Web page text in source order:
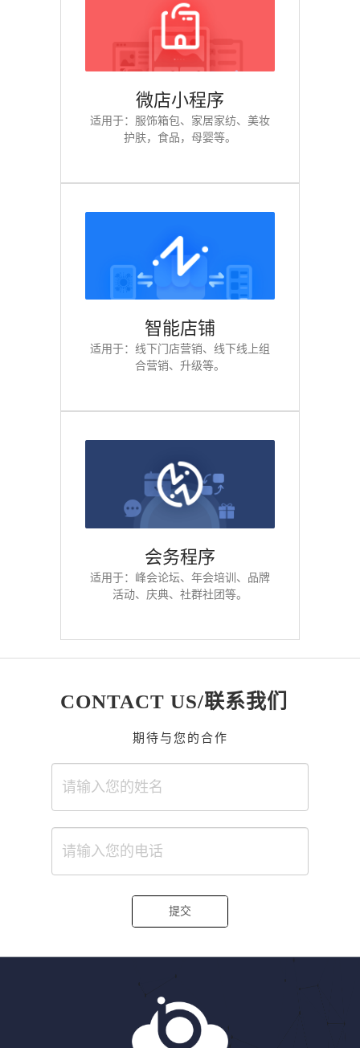
微店小程序
适用于：服饰箱包、家居家纺、美妆
护肤，食品，母婴等。
智能店铺
适用于：线下门店营销、线下线上组
合营销、升级等。
会务程序
适用于：峰会论坛、年会培训、品牌
活动、庆典、社群社团等。
CONTACT US/联系我们
期待与您的合作
提交